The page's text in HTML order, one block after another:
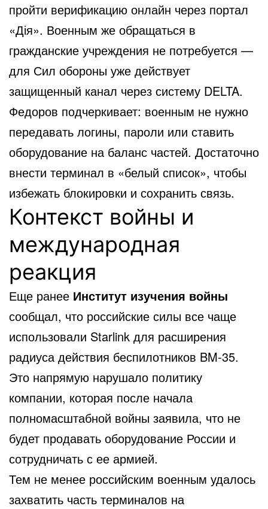
пройти верификацию онлайн через портал
«Дія». Военным же обращаться в
гражданские учреждения не потребуется —
для Сил обороны уже действует
защищенный канал через систему DELTA.
Федоров подчеркивает: военным не нужно
передавать логины, пароли или ставить
оборудование на баланс частей. Достаточно
внести терминал в «белый список», чтобы
избежать блокировки и сохранить связь.
Контекст войны и
международная
реакция
Еще ранее Институт изучения войны
сообщал, что российские силы все чаще
использовали Starlink для расширения
радиуса действия беспилотников BM-35.
Это напрямую нарушало политику
компании, которая после начала
полномасштабной войны заявила, что не
будет продавать оборудование России и
сотрудничать с ее армией.
Тем не менее российским военным удалось
захватить часть терминалов на